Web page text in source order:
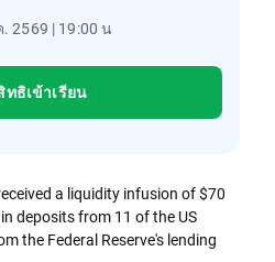
2569 | 19:00 น
ทธิเข้าเรียน
a liquidity infusion of $70
deposits from 11 of the US
the Federal Reserve's lending